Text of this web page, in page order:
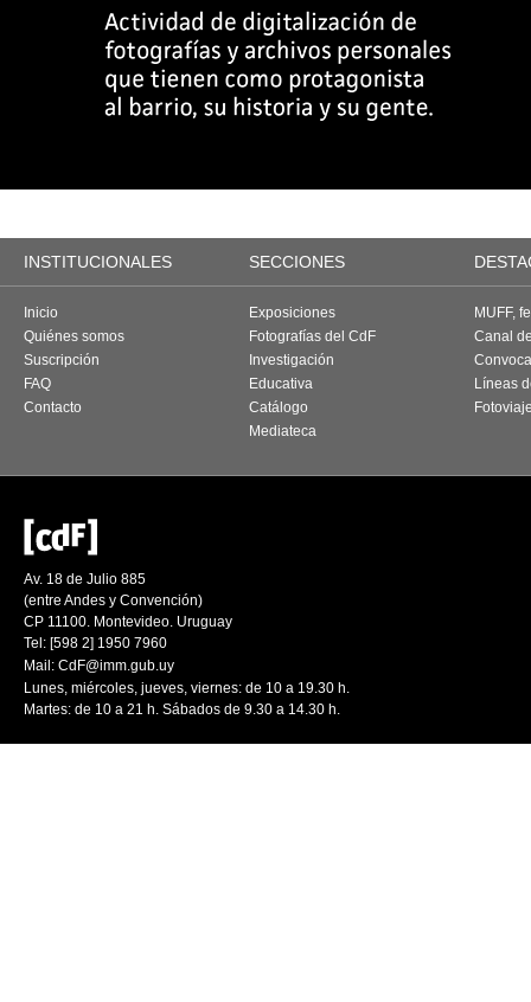
INSTITUCIONALES SECCIONES
Inicio
Quiénes somos
Suscripción
FAQ
Contacto
Exposiciones
Fotografías del CdF
Investigación
Educativa
Catálogo
Mediateca
MUFF,
Canal
Líneas
Av. 18 de Julio 885
(entre Andes y Convención)
CP 11100. Montevideo. Uruguay
Tel: [598 2] 1950 7960
Mail: CdF@imm.gub.uy
Lunes, miércoles, jueves, viernes: de 10 a 19.30 h.
Martes: de 10 a 21 h. Sábados de 9.30 a 14.30 h.